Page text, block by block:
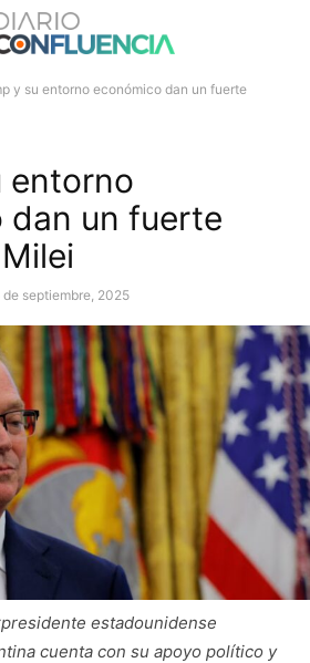
y su entorno económico dan un fuerte
entorno
dan un fuerte
de septiembre, 2025
estadounidense
cuenta con su apoyo político y